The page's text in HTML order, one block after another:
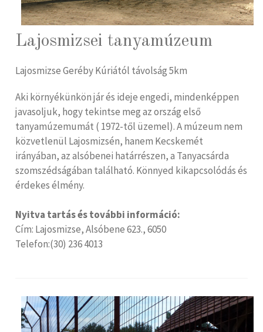
Lajosmizsei tanyamúzeum
Lajosmizse Geréby Kúriától távolság 5km
Aki környékünkön jár és ideje engedi, mindenképpen
javasoljuk, hogy tekintse meg az ország első
tanyamúzemumát ( 1972-től üzemel). A múzeum nem
közvetlenül Lajosmizsén, hanem Kecskemét
irányában, az alsóbenei határrészen, a Tanyacsárda
szomszédságában található. Könnyed kikapcsolódás és
érdekes élmény.
Nyitva tartás és további információ:
Cím: Lajosmizse, Alsóbene 623., 6050
Telefon:(30) 236 4013